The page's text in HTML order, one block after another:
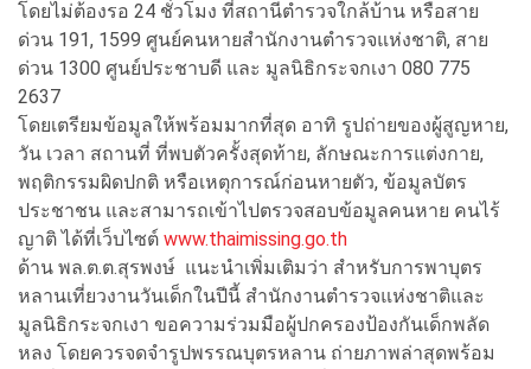
โดยไม่ต้องรอ 24 ชั่วโมง ที่สถานีตำรวจใกล้บ้าน หรือสาย
ด่วน 191, 1599 ศูนย์คนหายสำนักงานตำรวจแห่งชาติ, สาย
ด่วน 1300 ศูนย์ประชาบดี และ มูลนิธิกระจกเงา 080 775
2637
โดยเตรียมข้อมูลให้พร้อมมากที่สุด อาทิ รูปถ่ายของผู้สูญหาย,
วัน เวลา สถานที่ ที่พบตัวครั้งสุดท้าย, ลักษณะการแต่งกาย,
พฤติกรรมผิดปกติ หรือเหตุการณ์ก่อนหายตัว, ข้อมูลบัตร
ประชาชน และสามารถเข้าไปตรวจสอบข้อมูลคนหาย คนไร้
ญาติ ได้ที่เว็บไซต์ www.thaimissing.go.th
ด้าน พล.ต.ต.สุรพงษ์ แนะนำเพิ่มเติมว่า สำหรับการพาบุตร
หลานเที่ยวงานวันเด็กในปีนี้ สำนักงานตำรวจแห่งชาติและ
มูลนิธิกระจกเงา ขอความร่วมมือผู้ปกครองป้องกันเด็กพลัด
หลง โดยควรจดจำรูปพรรณบุตรหลาน ถ่ายภาพล่าสุดพร้อม